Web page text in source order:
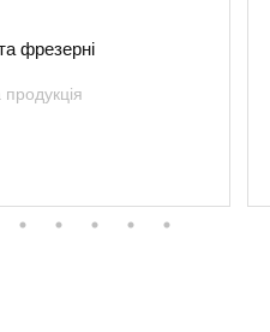
фрезерні
продукція